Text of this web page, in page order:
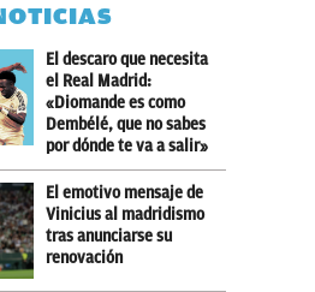
El descaro que necesita
el Real Madrid:
«Diomande es como
Dembélé, que no sabes
por dónde te va a salir»
El emotivo mensaje de
Vinicius al madridismo
tras anunciarse su
renovación